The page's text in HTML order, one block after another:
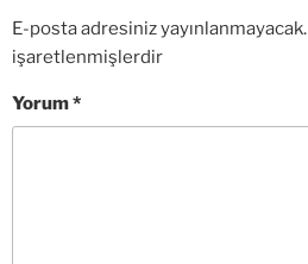
E-posta adresiniz yayınlanmayacak.
işaretlenmişlerdir
Yorum*